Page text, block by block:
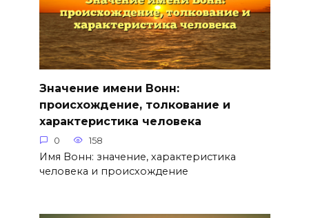
Значение имени Вонн:
происхождение, толкование и
характеристика человека
0 158
Имя Вонн: значение, характеристика
человека и происхождение